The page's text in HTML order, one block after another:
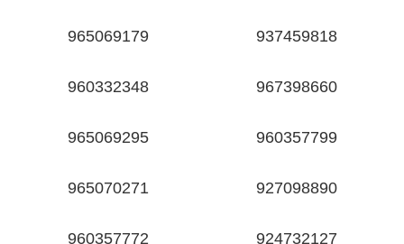
965069179 937459818
960332348 967398660
965069295 960357799
965070271 927098890
960357772 924732127